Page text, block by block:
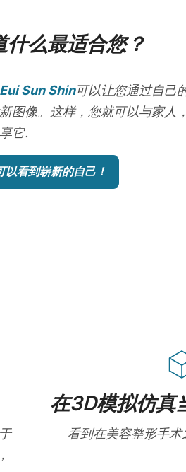
什么最适合您？
Eui Sun Shin可以让您通过自己
图像。这样，您就可以与家人
它.
以看到崭新的自己！
在3D模拟仿真
看到在美容整形手